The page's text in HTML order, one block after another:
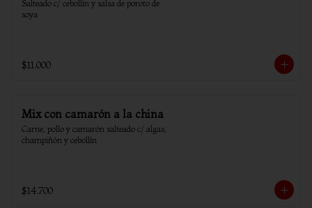
Salteado c/ cebollin y salsa de poroto de
soya
$11.000
Mix con camarón a la china
Carne, pollo y camarón salteado c/ algas,
champiñón y cebollín
$14.700